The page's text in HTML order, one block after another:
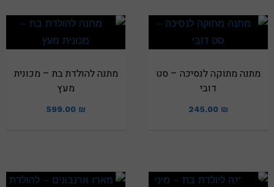
מתנה מתוקה לנסיכה – סט
דובי
245.00 ₪
מתנה להולדת בת – מכונית
מעץ
599.00 ₪